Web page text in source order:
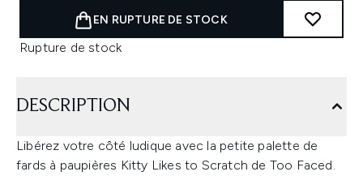
EN RUPTURE DE STOCK
Rupture de stock
DESCRIPTION
Libérez votre côté ludique avec la petite palette de
fards à paupières Kitty Likes to Scratch de Too Faced.